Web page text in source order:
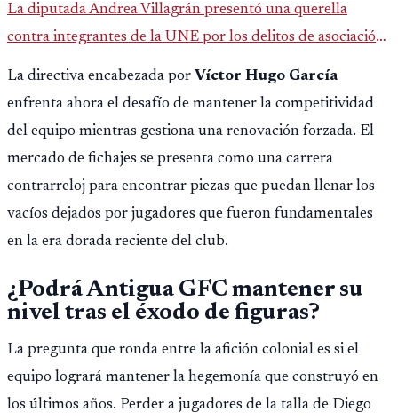
La diputada Andrea Villagrán presentó una querella
contra integrantes de la UNE por los delitos de asociación
ilícita, terrorismo y sedición.
La directiva encabezada por Víctor Hugo García
enfrenta ahora el desafío de mantener la competitividad
del equipo mientras gestiona una renovación forzada. El
mercado de fichajes se presenta como una carrera
contrarreloj para encontrar piezas que puedan llenar los
vacíos dejados por jugadores que fueron fundamentales
en la era dorada reciente del club.
¿Podrá Antigua GFC mantener su
nivel tras el éxodo de figuras?
La pregunta que ronda entre la afición colonial es si el
equipo logrará mantener la hegemonía que construyó en
los últimos años. Perder a jugadores de la talla de Diego